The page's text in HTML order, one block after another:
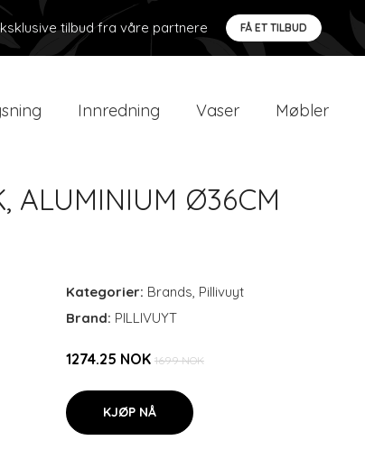
tilbud fra våre partnere FÅ ET TILBUD
Innredning Vaser Møbler
ALUMINIUM Ø36CM
Kategorier: Brands, Pillivuyt
Brand: PILLIVUYT
1274.25 NOK 1699 NOK
KJØP NÅ